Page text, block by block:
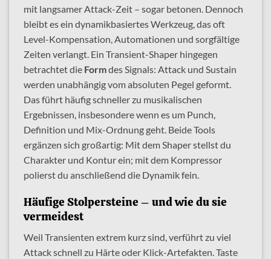
mit langsamer Attack-Zeit – sogar betonen. Dennoch
bleibt es ein dynamikbasiertes Werkzeug, das oft
Level-Kompensation, Automationen und sorgfältige
Zeiten verlangt. Ein Transient-Shaper hingegen
betrachtet die Formdes Signals: Attack und Sustain
werden unabhängig vom absoluten Pegel geformt.
Das führt häufig schneller zu musikalischen
Ergebnissen, insbesondere wenn es um Punch,
Definition und Mix-Ordnung geht. Beide Tools
ergänzen sich großartig: Mit dem Shaper stellst du
Charakter und Kontur ein; mit dem Kompressor
polierst du anschließend die Dynamik fein.
Häufige Stolpersteine – und wie du sie
vermeidest
Weil Transienten extrem kurz sind, verführt zu viel
Attack schnell zu Härte oder Klick-Artefakten. Taste